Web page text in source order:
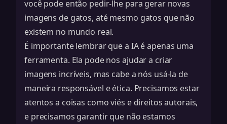
você pode então pedir-lhe para gerar novas
imagens de gatos, até mesmo gatos que não
existem no mundo real.
É importante lembrar que a IA é apenas uma
ferramenta. Ela pode nos ajudar a criar
imagens incríveis, mas cabe a nós usá-la de
maneira responsável e ética. Precisamos estar
atentos a coisas como viés e direitos autorais,
e precisamos garantir que não estamos